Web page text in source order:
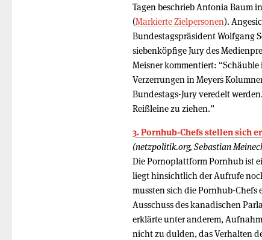
Tagen beschrieb Antonia Baum
(Markierte Zielpersonen).
Bundestagspräsident Wolfgang
siebenköpfige Jury des
Meisner kommentiert:
Verzerrungen in Meyers
Bundestags-Jury veredelt
Reißleine zu ziehen.”
3. Pornhub-Chefs stellen sich
(netzpolitik.org, Sebastian
Die Pornoplattform Pornhub ist
liegt hinsichtlich der Aufrufe
mussten sich die Pornhub-
Ausschuss des kanadischen
erklärte unter anderem,
nicht zu dulden, das Verhalten